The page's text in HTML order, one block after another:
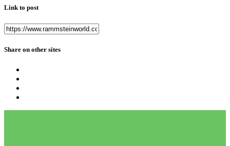
Link to post
Share on other sites